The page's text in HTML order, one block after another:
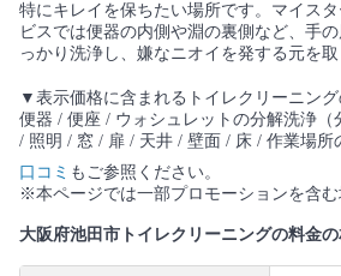
特にキレイを保ちたい場所です。マイス
ビスでは便器の内側や淵の裏側など、手
っかり洗浄し、嫌なニオイを発する元を取
▼表示価格に含まれるトイレクリーニング
便器 / 便座 / ウォシュレットの分解洗浄（
/ 照明 / 窓 / 扉 / 天井 / 壁面 / 床 / 作業場所
口コミ もご参照ください。
※本ページでは一部プロモーションを含む
大阪府池田市トイレクリーニングの料金